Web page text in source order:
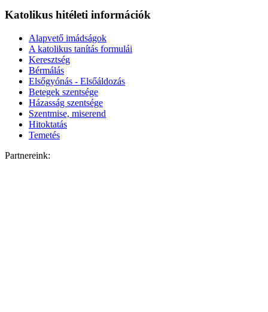
Katolikus hitéleti információk
Alapvető imádságok
A katolikus tanítás formulái
Keresztség
Bérmálás
Elsőgyónás - Elsőáldozás
Betegek szentsége
Házasság szentsége
Szentmise, miserend
Hitoktatás
Temetés
Partnereink: